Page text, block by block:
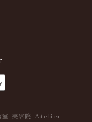
室 美容院 Atelier